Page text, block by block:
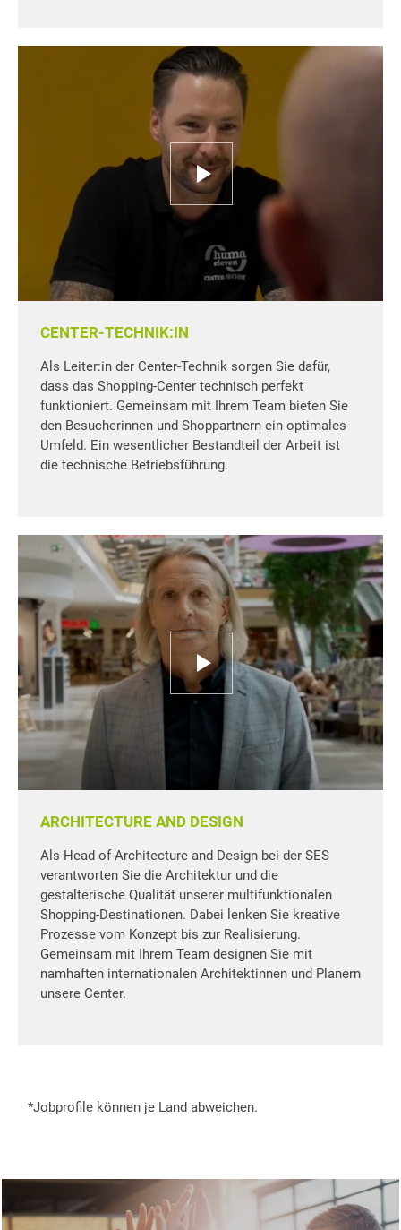
CENTER-TECHNIK:IN
Als Leiter:in der Center-Technik sorgen Sie dafür,
dass das Shopping-Center technisch perfekt
funktioniert. Gemeinsam mit Ihrem Team bieten Sie
den Besucherinnen und Shoppartnern ein optimales
Umfeld. Ein wesentlicher Bestandteil der Arbeit ist
die technische Betriebsführung.
ARCHITECTURE AND DESIGN
Als Head of Architecture and Design bei der SES
verantworten Sie die Architektur und die
gestalterische Qualität unserer multifunktionalen
Shopping-Destinationen. Dabei lenken Sie kreative
Prozesse vom Konzept bis zur Realisierung.
Gemeinsam mit Ihrem Team designen Sie mit
namhaften internationalen Architektinnen und Planern
unsere Center.
*Jobprofile können je Land abweichen.